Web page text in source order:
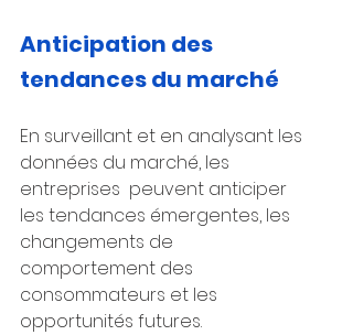
Anticipation des
tendances du marché
En surveillant et en analysant les
données du marché, les
entreprises  peuvent anticiper
les tendances émergentes, les
changements de
comportement des
consommateurs et les
opportunités futures.